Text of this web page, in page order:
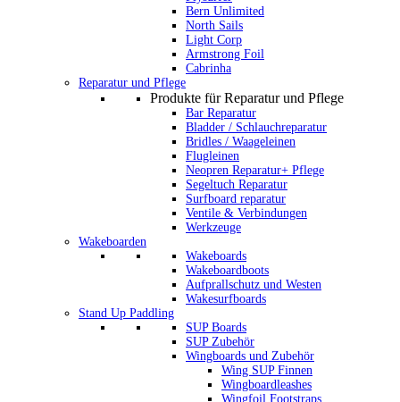
Bern Unlimited
North Sails
Light Corp
Armstrong Foil
Cabrinha
Reparatur und Pflege
Produkte für Reparatur und Pflege
Bar Reparatur
Bladder / Schlauchreparatur
Bridles / Waageleinen
Flugleinen
Neopren Reparatur+ Pflege
Segeltuch Reparatur
Surfboard reparatur
Ventile & Verbindungen
Werkzeuge
Wakeboarden
Wakeboards
Wakeboardboots
Aufprallschutz und Westen
Wakesurfboards
Stand Up Paddling
SUP Boards
SUP Zubehör
Wingboards und Zubehör
Wing SUP Finnen
Wingboardleashes
Wingfoil Footstraps